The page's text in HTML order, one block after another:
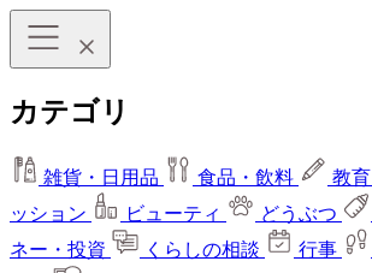
カテゴリ
雑貨・日用品 食品・飲料 教育
ッション
ビューティ どうぶつ
ネー・投資
くらしの相談 行事